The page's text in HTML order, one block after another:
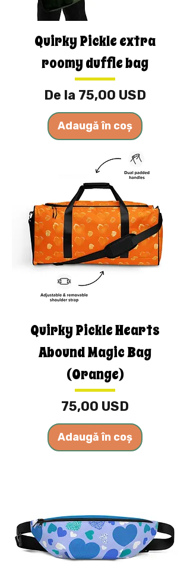
Quirky Pickle extra
roomy duffle bag
De la 75,00 USD
Preț redus
Adaugă în coș
Quirky Pickle Hearts
Abound Magic Bag
(Orange)
Preț
75,00 USD
Adaugă în coș